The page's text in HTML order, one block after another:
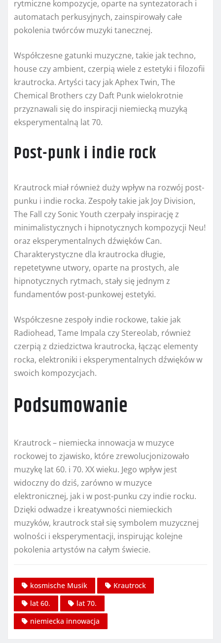
rytmiczne kompozycje, oparte na syntezatorach i
automatach perkusyjnych, zainspirowały całe
pokolenia twórców muzyki tanecznej.
Współczesne gatunki muzyczne, takie jak techno,
house czy ambient, czerpią wiele z estetyki i filozofii
krautrocka. Artyści tacy jak Aphex Twin, The
Chemical Brothers czy Daft Punk wielokrotnie
przyznawali się do inspiracji niemiecką muzyką
eksperymentalną lat 70.
Post-punk i indie rock
Krautrock miał również duży wpływ na rozwój post-
punku i indie rocka. Zespoły takie jak Joy Division,
The Fall czy Sonic Youth czerpały inspirację z
minimalistycznych i hipnotycznych kompozycji Neu!
oraz eksperymentalnych dźwięków Can.
Charakterystyczne dla krautrocka długie,
repetetywne utwory, oparte na prostych, ale
hipnotycznych rytmach, stały się jednym z
fundamentów post-punkowej estetyki.
Współczesne zespoły indie rockowe, takie jak
Radiohead, Tame Impala czy Stereolab, również
czerpią z dziedzictwa krautrocka, łącząc elementy
rocka, elektroniki i eksperymentalnych dźwięków w
swoich kompozycjach.
Podsumowanie
Krautrock – niemiecka innowacja w muzyce
rockowej to zjawisko, które zrewolucjonizowało
muzykę lat 60. i 70. XX wieku. Jego wpływ jest
widoczny do dziś, zarówno w muzyce
elektronicznej, jak i w post-punku czy indie rocku.
Dzięki odwadze i kreatywności niemieckich
muzyków, krautrock stał się symbolem muzycznej
wolności i eksperymentacji, inspirując kolejne
pokolenia artystów na całym świecie.
kosmische Musik
Krautrock
lat 60.
lat 70.
niemiecka innowacja